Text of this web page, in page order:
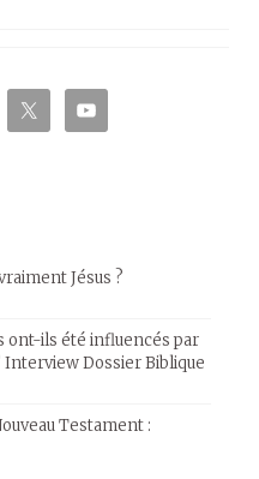
Jésus ?
ont-ils été influencés par
Dossier Biblique
Testament :